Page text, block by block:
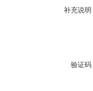
补充说明
验证码